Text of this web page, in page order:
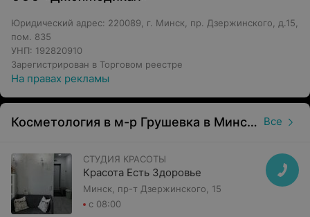
Юридический адрес: 220089, г. Минск, пр. Дзержинского, д.15,
пом. 835
УНП: 192820910
Зарегистрирован в Торговом реестре
На правах рекламы
Косметология в м-р Грушевка в Минске Все
СТУДИЯ КРАСОТЫ
Красота Есть Здоровье
Минск, пр-т Дзержинского, 15
с 08:00